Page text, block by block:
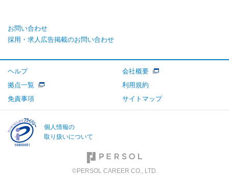
お問い合わせ
採用・求人広告掲載のお問い合わせ
ヘルプ
会社概要
拠点一覧
利用規約
免責事項
サイトマップ
個人情報の
取り扱いについて
©PERSOL CAREER CO., LTD.